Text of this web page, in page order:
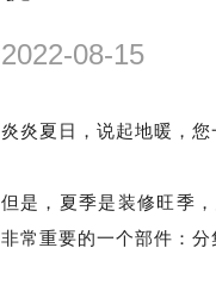
2022-08-15
炎炎夏日，说起地暖，您
但是，夏季是装修旺季
非常重要的一个部件 ： 分